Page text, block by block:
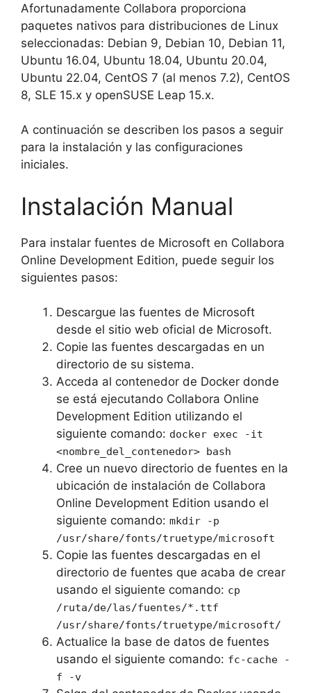
Afortunadamente Collabora proporciona
paquetes nativos para distribuciones de Linux
seleccionadas: Debian 9, Debian 10, Debian 11,
Ubuntu 16.04, Ubuntu 18.04, Ubuntu 20.04,
Ubuntu 22.04, CentOS 7 (al menos 7.2), CentOS
8, SLE 15.x y openSUSE Leap 15.x.
A continuación se describen los pasos a seguir
para la instalación y las configuraciones
iniciales.
Instalación Manual
Para instalar fuentes de Microsoft en Collabora
Online Development Edition, puede seguir los
siguientes pasos:
Descargue las fuentes de Microsoft
desde el sitio web oficial de Microsoft.
Copie las fuentes descargadas en un
directorio de su sistema.
Acceda al contenedor de Docker donde
se está ejecutando Collabora Online
Development Edition utilizando el
siguiente comando: docker exec -it
<nombre_del_contenedor> bash
Cree un nuevo directorio de fuentes en la
ubicación de instalación de Collabora
Online Development Edition usando el
siguiente comando: mkdir -p
/usr/share/fonts/truetype/microsoft
Copie las fuentes descargadas en el
directorio de fuentes que acaba de crear
usando el siguiente comando: cp
/ruta/de/las/fuentes/*.ttf
/usr/share/fonts/truetype/microsoft/
Actualice la base de datos de fuentes
usando el siguiente comando: fc-cache -
f -v